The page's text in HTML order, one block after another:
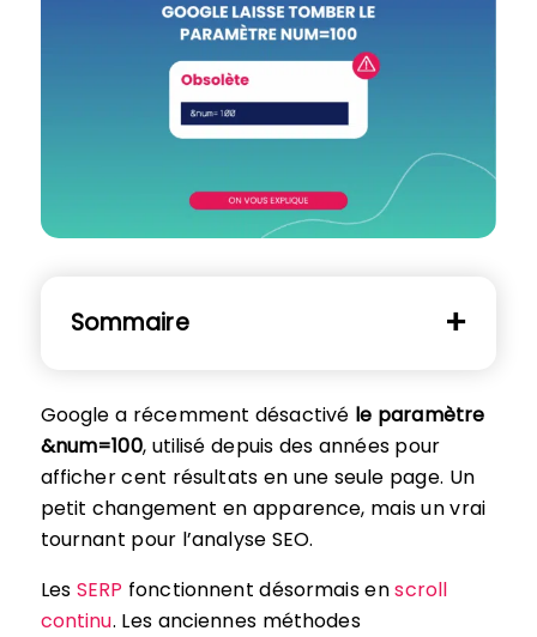
Sommaire
Google a récemment désactivé le paramètre
&num=100, utilisé depuis des années pour
afficher cent résultats en une seule page. Un
petit changement en apparence, mais un vrai
tournant pour l’analyse SEO.
Les SERP fonctionnent désormais enscroll
continu. Les anciennes méthodes